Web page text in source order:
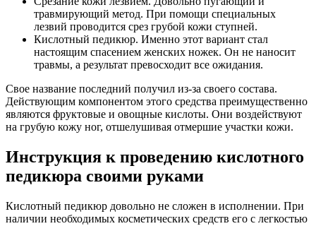
травмирующий метод. При помощи специальных
лезвий проводится срез грубой кожи ступней.
Кислотный педикюр. Именно этот вариант стал
настоящим спасением женских ножек. Он не наносит
травмы, а результат превосходит все ожидания.
Свое название последний получил из-за своего состава.
Действующим компонентом этого средства преимущественно
являются фруктовые и овощные кислоты. Они воздействуют
на грубую кожу ног, отшелушивая отмершие участки кожи.
Инструкция к проведению кислотного
педикюра своими руками
Кислотный педикюр довольно не сложен в исполнении. При
наличии необходимых косметических средств его с легкостью